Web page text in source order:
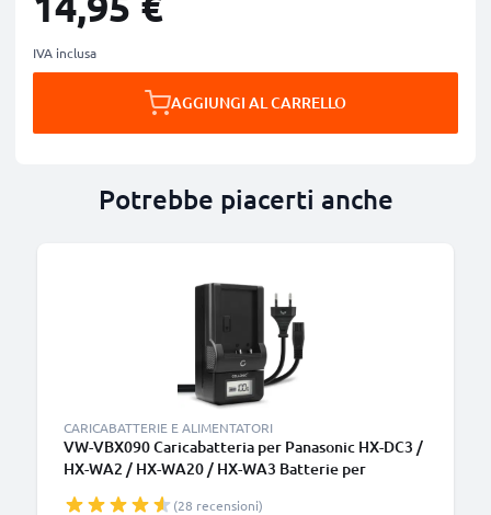
IVA inclusa
AGGIUNGI AL CARRELLO
Potrebbe piacerti anche
CARICABATTERIE E ALIMENTATORI
VW-VBX090 Caricabatteria per Panasonic HX-DC3 /
HX-WA2 / HX-WA20 / HX-WA3 Batterie per
(28 recensioni)